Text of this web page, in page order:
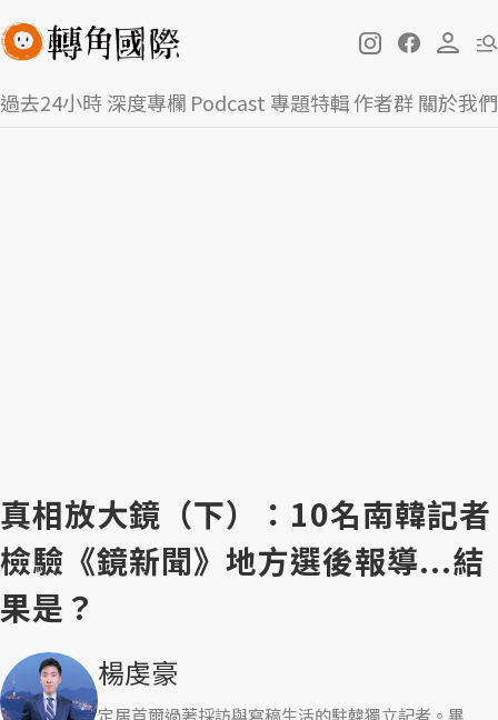
過去24小時深度專欄 Podcast 專題特輯作者群關於我們
真相放大鏡（下）：10名南韓記者
檢驗《鏡新聞》地方選後報導...結
果是？
楊虔豪
定居首爾過著採訪與寫稿生活的駐韓獨立記者。畢